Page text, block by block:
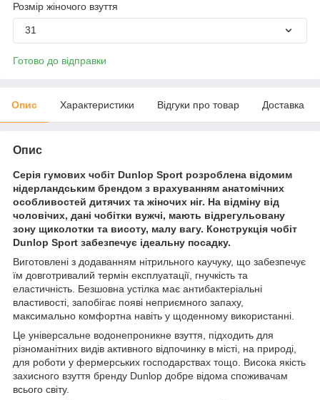
Розмір жіночого взуття
31
Готово до відправки
Опис Характеристики Відгуки про товар Доставка
Опис
Серія гумових чобіт Dunlop Sport розроблена відомим
нідерландським брендом з врахуванням анатомічних
особливостей дитячих та жіночих ніг. На відміну від
чоловічих, дані чобітки вужчі, мають відрегульовану
зону щиколотки та висоту, малу вагу. Конструкція чобіт
Dunlop Sport забезпечує ідеальну посадку.
Виготовлені з додаванням нітрильного каучуку, що забезпечує
їм довготривалий термін експлуатації, гнучкість та
еластичність. Безшовна устілка має антибактеріальні
властивості, запобігає появі неприємного запаху,
максимально комфортна навіть у щоденному використанні.
Це універсальне водонепроникне взуття, підходить для
різноманітних видів активного відпочинку в місті, на природі,
для роботи у фермерських господарствах тощо. Висока якість
захисного взуття бренду Dunlop добре відома споживачам
всього світу.